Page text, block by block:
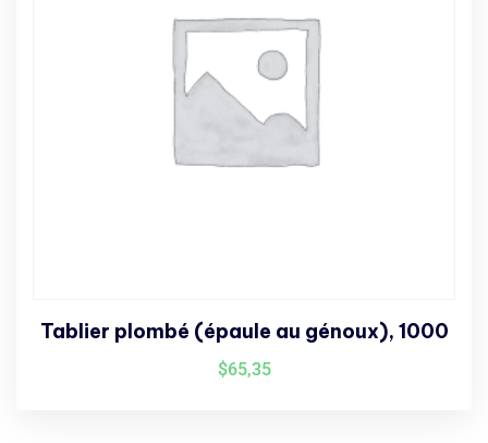
Tablier plombé (épaule au génoux), 1000
$65,35